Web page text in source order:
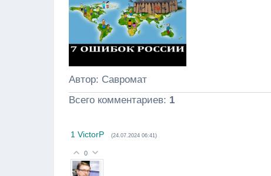
Автор: Савромат
Всего комментариев: 1
1 VictorP (24.07.2024 06:41)
0